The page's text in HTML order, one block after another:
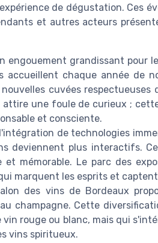
de dégustation. Ces
et autres acteurs
engouement grandissant pour
accueillent chaque année de
cuvées respectueuses
attire une foule de curieux ;
et consciente.
de technologies
deviennent plus interactifs.
mémorable. Le parc des
marquent les esprits et
des vins de Bordeaux
champagne. Cette
rouge ou blanc, mais qui
vins spiritueux.